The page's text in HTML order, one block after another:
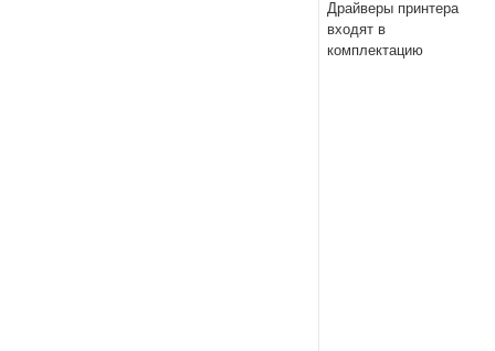
Драйверы принтера
входят в
комплектацию